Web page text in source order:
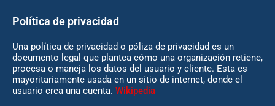
Política de privacidad
Una política de privacidad o póliza de privacidad es un
documento legal que plantea cómo una organización retiene,
procesa o maneja los datos del usuario y cliente. Esta es
mayoritariamente usada en un sitio de internet, donde el
usuario crea una cuenta. Wikipedia